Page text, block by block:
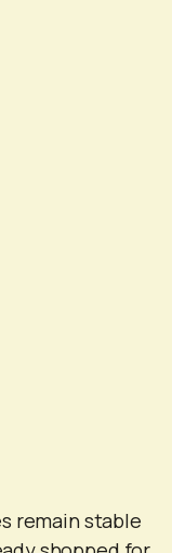
remain stable